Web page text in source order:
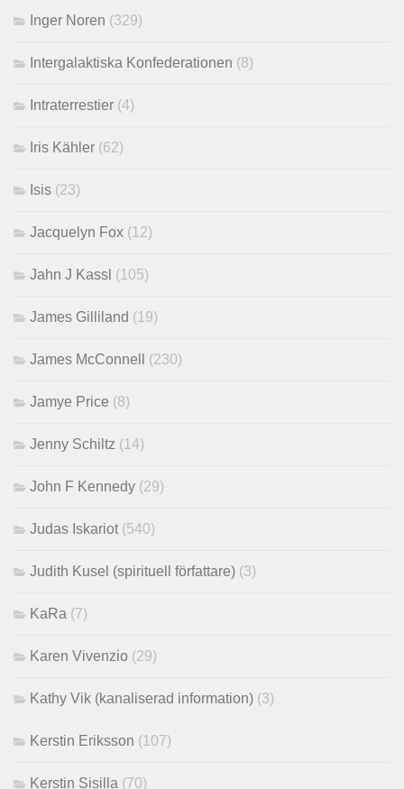
Inger Noren (329)
Intergalaktiska Konfederationen (8)
Intraterrestier (4)
Iris Kähler (62)
Isis (23)
Jacquelyn Fox (12)
Jahn J Kassl (105)
James Gilliland (19)
James McConnell (230)
Jamye Price (8)
Jenny Schiltz (14)
John F Kennedy (29)
Judas Iskariot (540)
Judith Kusel (spirituell författare) (3)
KaRa (7)
Karen Vivenzio (29)
Kathy Vik (kanaliserad information) (3)
Kerstin Eriksson (107)
Kerstin Sisilla (70)